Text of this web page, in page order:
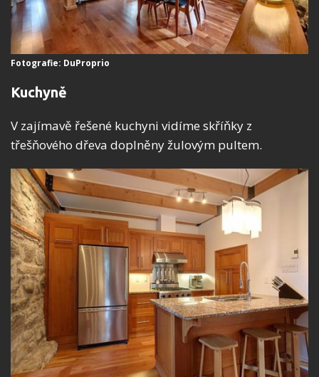
Fotografie: DuProprio
Kuchyně
V zajímavě řešené kuchyni vidíme skříňky z
třešňového dřeva doplněny žulovým pultem.